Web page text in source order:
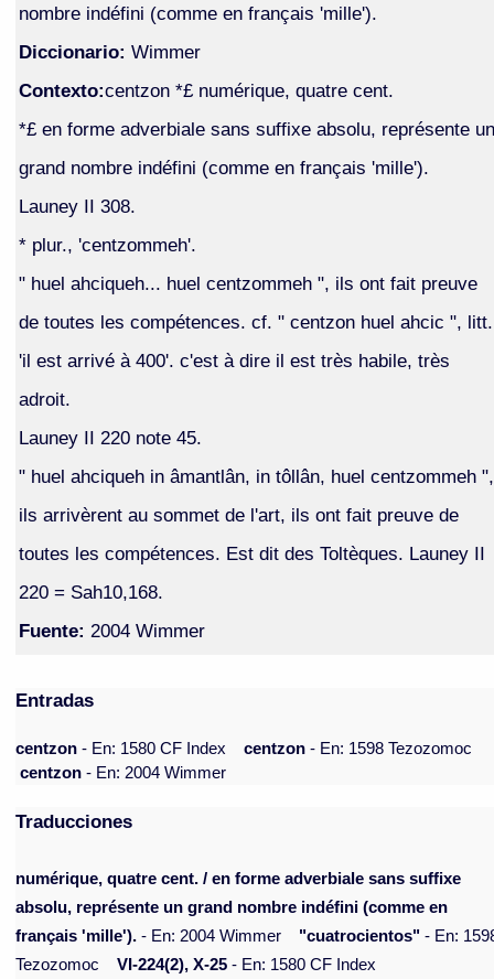
nombre indéfini (comme en français 'mille').
Diccionario: Wimmer
Contexto:centzon *£ numérique, quatre cent.
*£ en forme adverbiale sans suffixe absolu, représente un
grand nombre indéfini (comme en français 'mille').
Launey II 308.
* plur., 'centzommeh'.
" huel ahciqueh... huel centzommeh ", ils ont fait preuve
de toutes les compétences. cf. " centzon huel ahcic ", litt.
'il est arrivé à 400'. c'est à dire il est très habile, très
adroit.
Launey II 220 note 45.
" huel ahciqueh in âmantlân, in tôllân, huel centzommeh ",
ils arrivèrent au sommet de l'art, ils ont fait preuve de
toutes les compétences. Est dit des Toltèques. Launey II
220 = Sah10,168.
Fuente: 2004 Wimmer
Entradas
centzon- En: 1580 CF Index centzon- En: 1598 Tezozomoc
centzon- En: 2004 Wimmer
Traducciones
numérique, quatre cent. / en forme adverbiale sans suffixe
absolu, représente un grand nombre indéfini (comme en
français 'mille'). - En: 2004 Wimmer "cuatrocientos" - En:
Tezozomoc
VI-224(2), X-25 - En: 1580 CF Index